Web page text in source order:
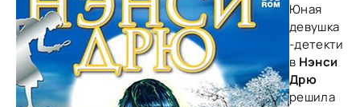
Юная
девушка
-детекти
в Нэнси
Дрю
решила